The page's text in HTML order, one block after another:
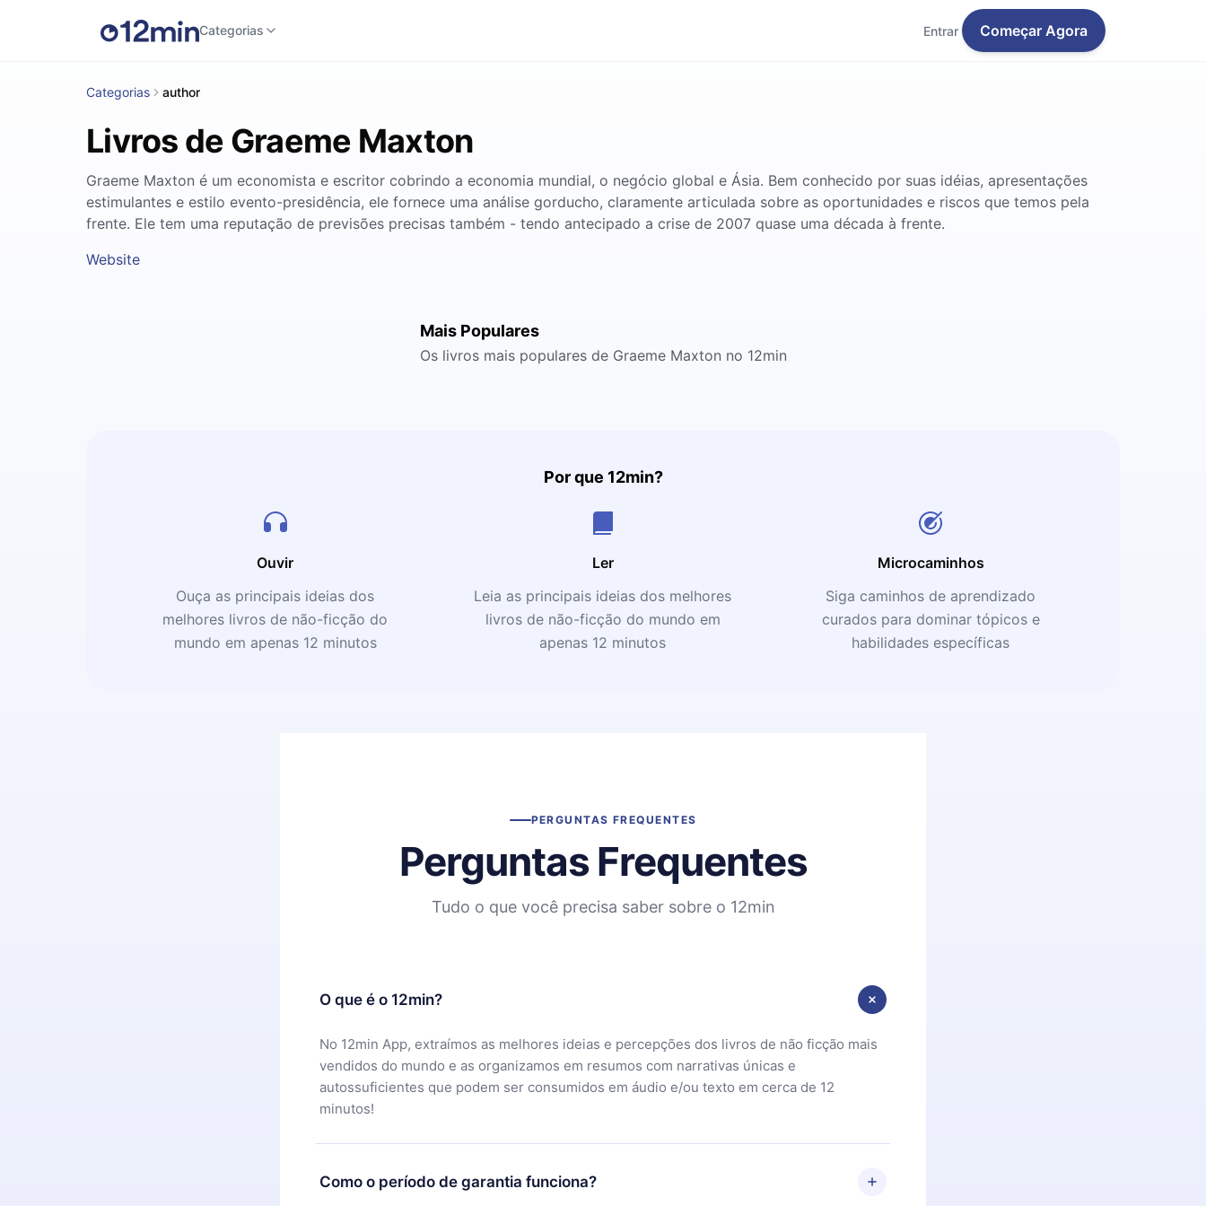
Categorias Entrar Começar Agora
Categorias author
Livros de Graeme Maxton
Graeme Maxton é um economista e escritor cobrindo a economia mundial, o negócio global e Ásia. Bem conhecido por suas idéias, apresentações
estimulantes e estilo evento-presidência, ele fornece uma análise gorducho, claramente articulada sobre as oportunidades e riscos que temos pela
frente. Ele tem uma reputação de previsões precisas também - tendo antecipado a crise de 2007 quase uma década à frente.
Website
Mais Populares
Os livros mais populares de Graeme Maxton no 12min
Por que 12min?
Ouvir
Ouça as principais ideias dos
melhores livros de não-ficção do
mundo em apenas 12 minutos
Ler
Leia as principais ideias dos melhores
livros de não-ficção do mundo em
apenas 12 minutos
Microcaminhos
Siga caminhos de aprendizado
curados para dominar tópicos e
habilidades específicas
PERGUNTAS FREQUENTES
Perguntas Frequentes
Tudo o que você precisa saber sobre o 12min
O que é o 12min?
No 12min App, extraímos as melhores ideias e percepções dos livros de não ficção mais
vendidos do mundo e as organizamos em resumos com narrativas únicas e
autossuficientes que podem ser consumidos em áudio e/ou texto em cerca de 12
minutos!
Como o período de garantia funciona?